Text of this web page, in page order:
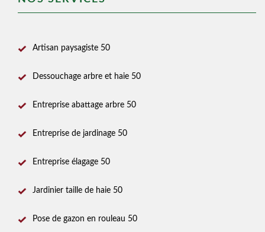
Artisan paysagiste 50
Dessouchage arbre et haie 50
Entreprise abattage arbre 50
Entreprise de jardinage 50
Entreprise élagage 50
Jardinier taille de haie 50
Pose de gazon en rouleau 50